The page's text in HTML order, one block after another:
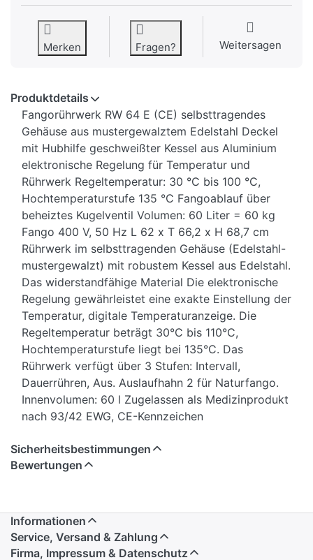
Merken Fragen? Weitersagen
Produktdetails
Fangorührwerk RW 64 E (CE) selbsttragendes
Gehäuse aus mustergewalztem Edelstahl Deckel
mit Hubhilfe geschweißter Kessel aus Aluminium
elektronische Regelung für Temperatur und
Rührwerk Regeltemperatur: 30 °C bis 100 °C,
Hochtemperaturstufe 135 °C Fangoablauf über
beheiztes Kugelventil Volumen: 60 Liter = 60 kg
Fango 400 V, 50 Hz L 62 x T 66,2 x H 68,7 cm
Rührwerk im selbsttragenden Gehäuse (Edelstahl-
mustergewalzt) mit robustem Kessel aus Edelstahl.
Das widerstandfähige Material Die elektronische
Regelung gewährleistet eine exakte Einstellung der
Temperatur, digitale Temperaturanzeige. Die
Regeltemperatur beträgt 30°C bis 110°C,
Hochtemperaturstufe liegt bei 135°C. Das
Rührwerk verfügt über 3 Stufen: Intervall,
Dauerrühren, Aus. Auslaufhahn 2 für Naturfango.
Innenvolumen: 60 l Zugelassen als Medizinprodukt
nach 93/42 EWG, CE-Kennzeichen
Sicherheitsbestimmungen
Bewertungen
Informationen
Service, Versand & Zahlung
Firma, Impressum & Datenschutz